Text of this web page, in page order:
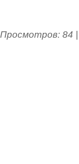
Просмотров: 84